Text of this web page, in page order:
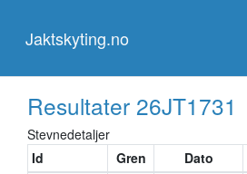
Jaktskyting.no
Resultater 26JT1731
Stevnedetaljer
Id
Gren Dato